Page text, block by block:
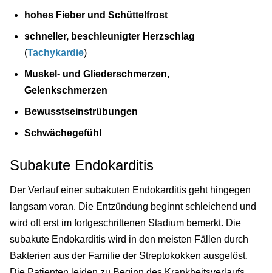
hohes Fieber und Schüttelfrost
schneller, beschleunigter Herzschlag
(Tachykardie)
Muskel- und Gliederschmerzen,
Gelenkschmerzen
Bewusstseinstrübungen
Schwächegefühl
Subakute Endokarditis
Der Verlauf einer subakuten Endokarditis geht hingegen
langsam voran. Die Entzündung beginnt schleichend und
wird oft erst im fortgeschrittenen Stadium bemerkt. Die
subakute Endokarditis wird in den meisten Fällen durch
Bakterien aus der Familie der Streptokokken ausgelöst.